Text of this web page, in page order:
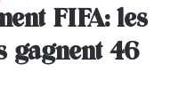
FIFA: les
gagnent 46